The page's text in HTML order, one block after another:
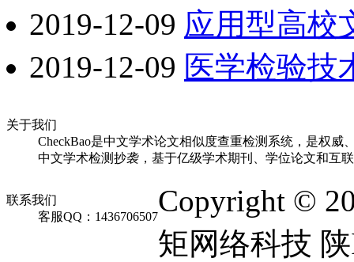
2019-12-09 应用型高校
2019-12-09 医学检验技
关于我们
CheckBao是中文学术论文相似度查重检测系统，是权
中文学术检测抄袭，基于亿级学术期刊、学位论文和互
联系我们
客服QQ：1436706507Copyright ©
矩网络科技